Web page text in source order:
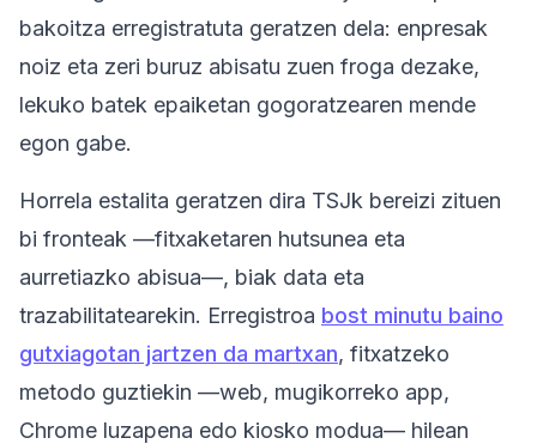
bakoitza erregistratuta geratzen dela: enpresak
noiz eta zeri buruz abisatu zuen froga dezake,
lekuko batek epaiketan gogoratzearen mende
egon gabe.
Horrela estalita geratzen dira TSJk bereizi zituen
bi fronteak —fitxaketaren hutsunea eta
aurretiazko abisua—, biak data eta
trazabilitatearekin. Erregistroa bost minutu baino
gutxiagotan jartzen da martxan, fitxatzeko
metodo guztiekin —web, mugikorreko app,
Chrome luzapena edo kiosko modua— hilean